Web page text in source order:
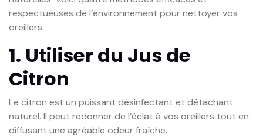
respectueuses de l’environnement pour nettoyer vos
oreillers.
1. Utiliser du Jus de
Citron
Le citron est un puissant désinfectant et détachant
naturel. Il peut redonner de l’éclat à vos oreillers tout en
diffusant une agréable odeur fraîche.